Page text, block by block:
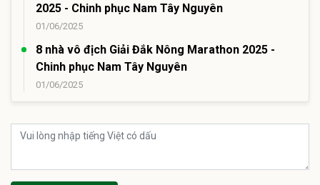
2025 - Chinh phục Nam Tây Nguyên
01/06/2025
8 nhà vô địch Giải Đắk Nông Marathon 2025 -
Chinh phục Nam Tây Nguyên
01/06/2025